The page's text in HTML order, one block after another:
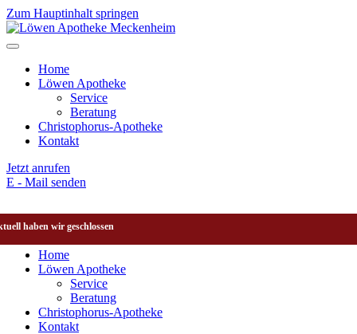
Zum Hauptinhalt springen
Home
Löwen Apotheke
Service
Beratung
Christophorus-Apotheke
Kontakt
Jetzt anrufen
E - Mail senden
haben wir geschlossen
Home
Löwen Apotheke
Service
Beratung
Christophorus-Apotheke
Kontakt